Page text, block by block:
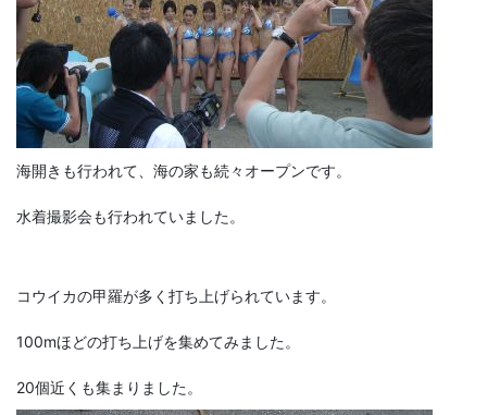
海開きも行われて、海の家も続々オープンです。
水着撮影会も行われていました。
コウイカの甲羅が多く打ち上げられています。
100mほどの打ち上げを集めてみました。
20個近くも集まりました。